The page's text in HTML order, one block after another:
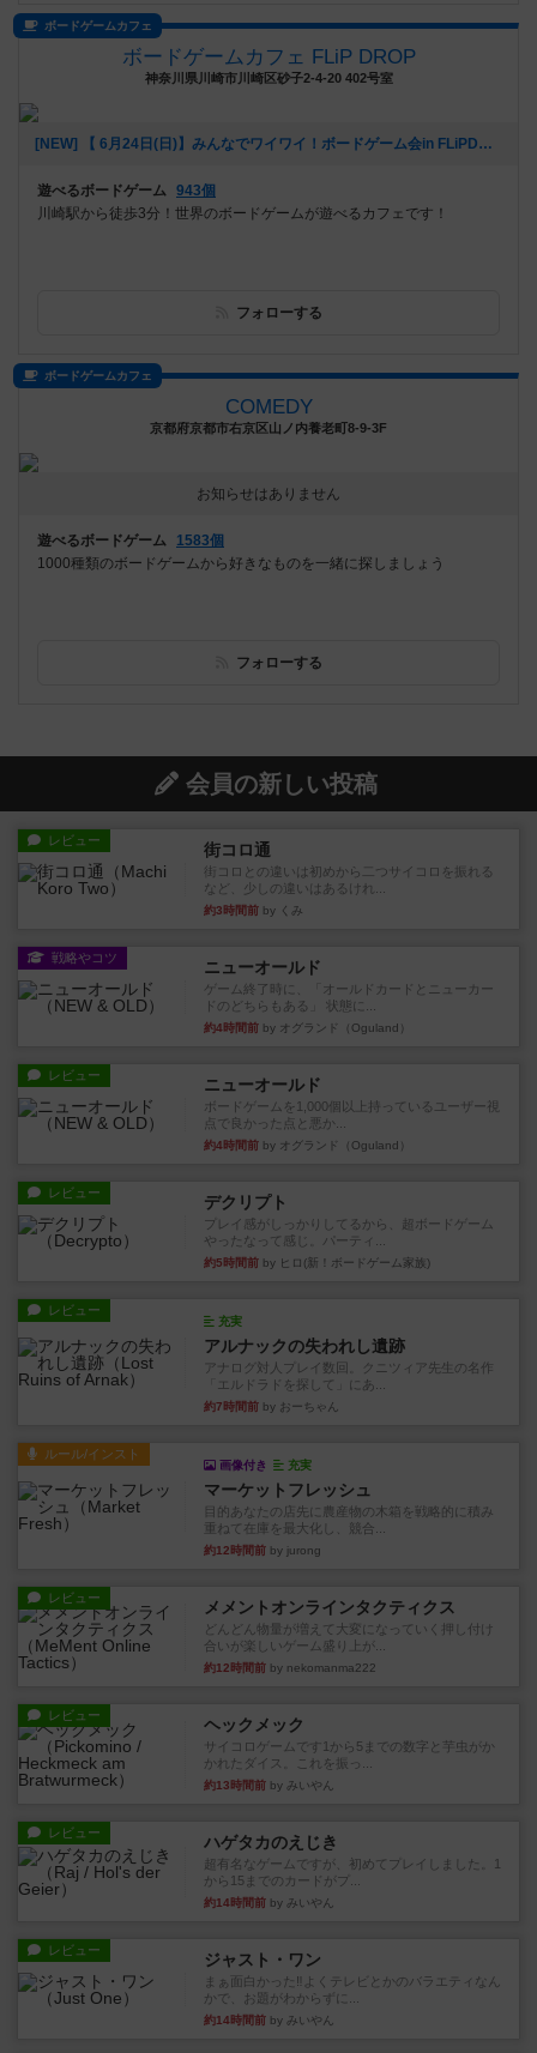
ボードゲームカフェ
ボードゲームカフェ FLiP DROP
神奈川県川崎市川崎区砂子2-4-20 402号室
[NEW] 【 6月24日(日)】みんなでワイワイ！ボードゲーム会in FLiPDROP 【 人狼とかやりたいの！！】（2018年06月06日 15時02分）
遊べるボードゲーム 943個
川崎駅から徒歩3分！世界のボードゲームが遊べるカフェです！
フォローする
ボードゲームカフェ
COMEDY
京都府京都市右京区山ノ内養老町8-9-3F
お知らせはありません
遊べるボードゲーム
1583個
1000種類のボードゲームから好きなものを一緒に探しましょう
フォローする
会員の新しい投稿
レビュー 街コロ通
街コロとの違いは初めから二つサイコロを振れる
など、少しの違いはあるけれ...
約3時間前 by くみ
戦略やコツ ニューオールド
ゲーム終了時に、「オールドカードとニューカー
ドのどちらもある」 状態に...
約4時間前 by オグランド（Oguland）
レビュー ニューオールド
ボードゲームを1,000個以上持っているユーザー視
点で良かった点と悪か...
約4時間前 by オグランド（Oguland）
レビュー デクリプト
プレイ感がしっかりしてるから、超ボードゲーム
やったなって感じ。パーティ...
約5時間前 by ヒロ(新！ボードゲーム家族)
レビュー
充実
アルナックの失われし遺跡
アナログ対人プレイ数回。クニツィア先生の名作
「エルドラドを探して」にあ...
約7時間前 by おーちゃん
ルール/インスト
画像付き 充実
マーケットフレッシュ
目的あなたの店先に農産物の木箱を戦略的に積み
重ねて在庫を最大化し、競合...
約12時間前 by jurong
レビュー メメントオンラインタクティクス
どんどん物量が増えて大変になっていく押し付け
合いが楽しいゲーム盛り上が...
約12時間前 by nekomanma222
レビュー ヘックメック
サイコロゲームです1から5までの数字と芋虫がか
かれたダイス。これを振っ...
約13時間前 by みいやん
レビュー ハゲタカのえじき
超有名なゲームですが、初めてプレイしました。1
から15までのカードがプ...
約14時間前 by みいやん
レビュー ジャスト・ワン
まぁ面白かった‼️よくテレビとかのバラエティなん
かで、お題がわからずに...
約14時間前 by みいやん